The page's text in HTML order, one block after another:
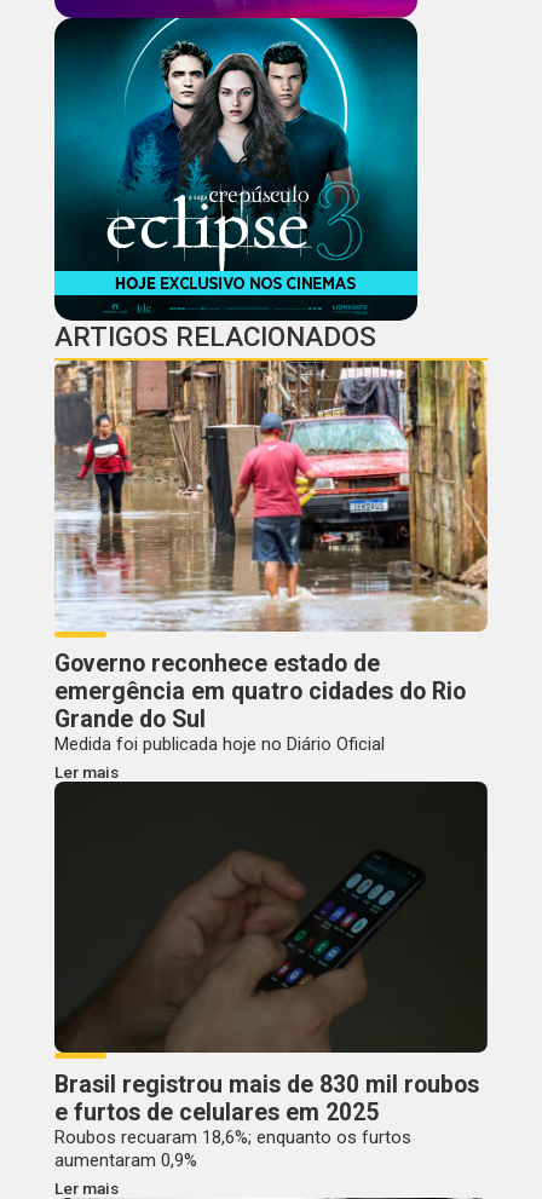
ARTIGOS RELACIONADOS
Governo reconhece estado de
emergência em quatro cidades do Rio
Grande do Sul
Medida foi publicada hoje no Diário Oficial
Ler mais
Brasil registrou mais de 830 mil roubos
e furtos de celulares em 2025
Roubos recuaram 18,6%; enquanto os furtos
aumentaram 0,9%
Ler mais